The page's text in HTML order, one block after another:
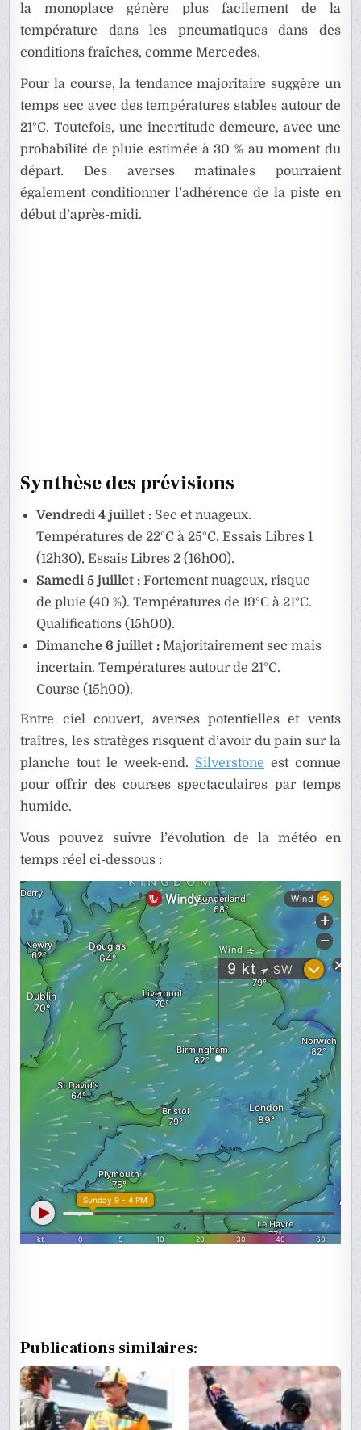
la monoplace génère plus facilement de la
température dans les pneumatiques dans des
conditions fraîches, comme Mercedes.
Pour la course, la tendance majoritaire suggère un
temps sec avec des températures stables autour de
21°C. Toutefois, une incertitude demeure, avec une
probabilité de pluie estimée à 30 % au moment du
départ. Des averses matinales pourraient
également conditionner l’adhérence de la piste en
début d’après-midi.
Synthèse des prévisions
Vendredi 4 juillet : Sec et nuageux.
Températures de 22°C à 25°C. Essais Libres 1
(12h30), Essais Libres 2 (16h00).
Samedi 5 juillet : Fortement nuageux, risque
de pluie (40 %). Températures de 19°C à 21°C.
Qualifications (15h00).
Dimanche 6 juillet : Majoritairement sec mais
incertain. Températures autour de 21°C.
Course (15h00).
Entre ciel couvert, averses potentielles et vents
traîtres, les stratèges risquent d’avoir du pain sur la
planche tout le week-end. Silverstone est connue
pour offrir des courses spectaculaires par temps
humide.
Vous pouvez suivre l’évolution de la météo en
temps réel ci-dessous :
Publications similaires: